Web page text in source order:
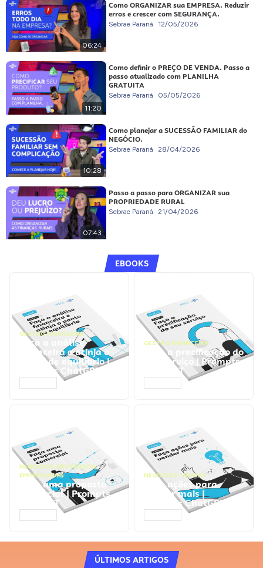
06:24
Como ORGANIZAR sua EMPRESA. Reduzir
erros e crescer com SEGURANÇA.
Sebrae Paraná 12/05/2026
11:20
Como definir o PREÇO DE VENDA. Passo a
passo atualizado com PLANILHA
GRATUITA
Sebrae Paraná 05/05/2026
10:28
Como planejar a SUCESSÃO FAMILIAR do
NEGÓCIO.
Sebrae Paraná 28/04/2026
07:43
Passo a passo para ORGANIZAR sua
PROPRIEDADE RURAL
Sebrae Paraná 21/04/2026
EBOOKS
GESTÃO FINANCEIRA
Faça a análise
financeira e atinja o
ponto de equilíbrio |
Prompts ChatGPT
GESTÃO FINANCEIRA
Faça a precificação do
seu serviço | Prompts
ChatGPT
NEGÓCIOS, PROCESSOS
EMPRESARIAIS
Faça uma proposta
comercial | Prompts
ChatGPT
NEGÓCIOS, VENDAS
Faça ações para
vender mais |
Prompts ChatGPT
ÚLTIMOS ARTIGOS